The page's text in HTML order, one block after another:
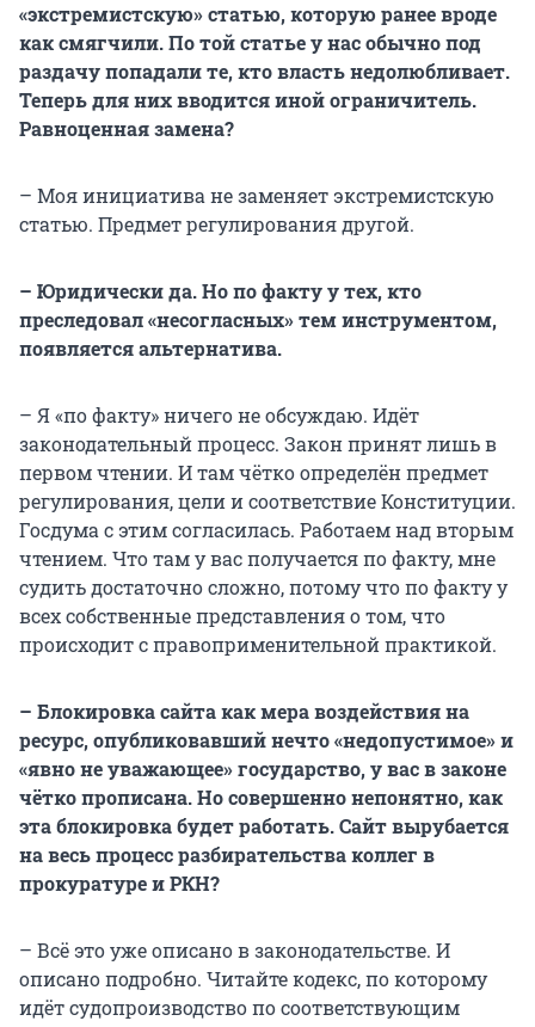
«экстремистскую» статью, которую ранее вроде
как смягчили. По той статье у нас обычно под
раздачу попадали те, кто власть недолюбливает.
Теперь для них вводится иной ограничитель.
Равноценная замена?
– Моя инициатива не заменяет экстремистскую
статью. Предмет регулирования другой.
– Юридически да. Но по факту у тех, кто
преследовал «несогласных» тем инструментом,
появляется альтернатива.
– Я «по факту» ничего не обсуждаю. Идёт
законодательный процесс. Закон принят лишь в
первом чтении. И там чётко определён предмет
регулирования, цели и соответствие Конституции.
Госдума с этим согласилась. Работаем над вторым
чтением. Что там у вас получается по факту, мне
судить достаточно сложно, потому что по факту у
всех собственные представления о том, что
происходит с правоприменительной практикой.
– Блокировка сайта как мера воздействия на
ресурс, опубликовавший нечто «недопустимое» и
«явно не уважающее» государство, у вас в законе
чётко прописана. Но совершенно непонятно, как
эта блокировка будет работать. Сайт вырубается
на весь процесс разбирательства коллег в
прокуратуре и РКН?
– Всё это уже описано в законодательстве. И
описано подробно. Читайте кодекс, по которому
идёт судопроизводство по соответствующим